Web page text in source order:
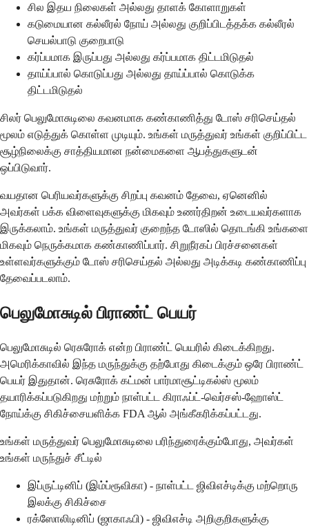
சில இதய நிலைகள் அல்லது தாளக் கோளாறுகள்
கடுமையான கல்லீரல் நோய் அல்லது குறிப்பிடத்தக்க கல்லீரல்
செயல்பாடு குறைபாடு
கர்ப்பமாக இருப்பது அல்லது கர்ப்பமாக திட்டமிடுதல்
தாய்ப்பால் கொடுப்பது அல்லது தாய்ப்பால் கொடுக்க
திட்டமிடுதல்
சிலர் பெலுமோசுடிலை கவனமாக கண்காணித்து டோஸ் சரிசெய்தல்
மூலம் எடுத்துக் கொள்ள முடியும். உங்கள் மருத்துவர் உங்கள் குறிப்பிட்ட
சூழ்நிலைக்கு சாத்தியமான நன்மைகளை ஆபத்துகளுடன்
ஒப்பிடுவார்.
வயதான பெரியவர்களுக்கு சிறப்பு கவனம் தேவை, ஏனெனில்
அவர்கள் பக்க விளைவுகளுக்கு மிகவும் உணர்திறன் உடையவர்களாக
இருக்கலாம். உங்கள் மருத்துவர் குறைந்த டோஸில் தொடங்கி உங்களை
மிகவும் நெருக்கமாக கண்காணிப்பார். சிறுநீரகப் பிரச்சனைகள்
உள்ளவர்களுக்கும் டோஸ் சரிசெய்தல் அல்லது அடிக்கடி கண்காணிப்பு
தேவைப்படலாம்.
பெலுமோசுடில் பிராண்ட் பெயர்
பெலுமோசுடில் ரெசுரோக் என்ற பிராண்ட் பெயரில் கிடைக்கிறது.
அமெரிக்காவில் இந்த மருந்துக்கு தற்போது கிடைக்கும் ஒரே பிராண்ட்
பெயர் இதுதான். ரெசுரோக் கட்மன் பார்மாசூட்டிகல்ஸ் மூலம்
தயாரிக்கப்படுகிறது மற்றும் நாள்பட்ட கிராஃப்ட்-வெர்சஸ்-ஹோஸ்ட்
நோய்க்கு சிகிச்சையளிக்க FDA ஆல் அங்கீகரிக்கப்பட்டது.
உங்கள் மருத்துவர் பெலுமோசுடிலை பரிந்துரைக்கும்போது, அவர்கள்
உங்கள் மருந்துச் சீட்டில்
இப்ருட்டினிப் (இம்ப்ரூவிகா) - நாள்பட்ட ஜிவிஎச்டிக்கு மற்றொரு
இலக்கு சிகிச்சை
ரக்ஸோலிடினிப் (ஜாகாஃபி) - ஜிவிஎச்டி அறிகுறிகளுக்கு